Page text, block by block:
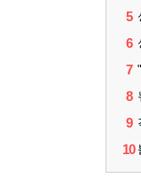
5
6
7
8
9
10